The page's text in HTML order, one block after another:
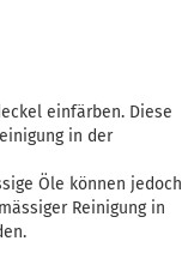
einfärben. Diese
in der
Öle können jedoch
Reinigung in